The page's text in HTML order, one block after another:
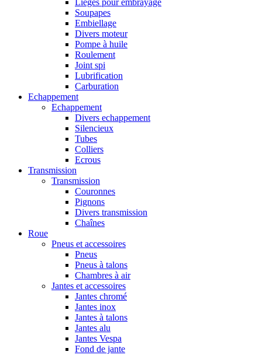
Lièges pour embrayage
Soupapes
Embiellage
Divers moteur
Pompe à huile
Roulement
Joint spi
Lubrification
Carburation
Echappement
Echappement
Divers echappement
Silencieux
Tubes
Colliers
Ecrous
Transmission
Transmission
Couronnes
Pignons
Divers transmission
Chaînes
Roue
Pneus et accessoires
Pneus
Pneus à talons
Chambres à air
Jantes et accessoires
Jantes chromé
Jantes inox
Jantes à talons
Jantes alu
Jantes Vespa
Fond de jante